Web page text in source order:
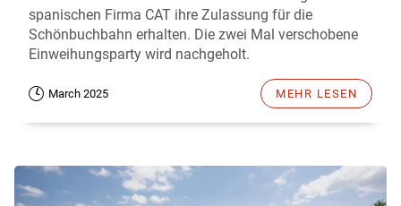
spanischen Firma CAT ihre Zulassung für die
Schönbuchbahn erhalten. Die zwei Mal verschobene
Einweihungsparty wird nachgeholt.
March 2025 MEHR LESEN